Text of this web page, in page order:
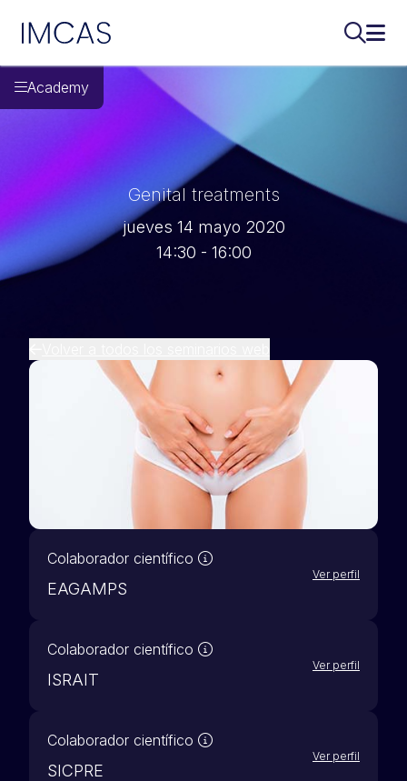
Ir al contenido principal
IMCAS
Academy
Genital treatments
jueves 14 mayo 2020
14:30 - 16:00
Colaborador científico Nuestros socios científicos
EAGAMPS
Ver perfil
Colaborador científico Nuestros socios científicos
ISRAIT
Ver perfil
Colaborador científico Nuestros socios científicos
SICPRE
Ver perfil